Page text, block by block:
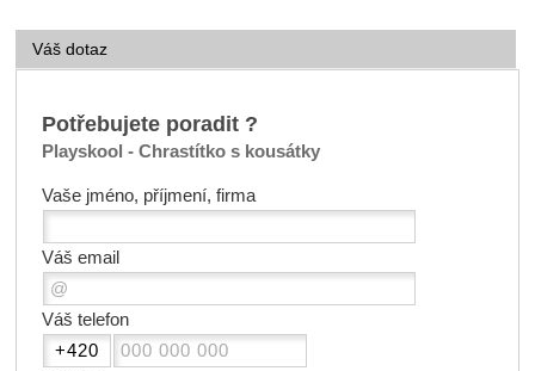
Váš dotaz
Potřebujete poradit ?
Playskool - Chrastítko s kousátky
Vaše jméno, příjmení, firma
Váš email
Váš telefon